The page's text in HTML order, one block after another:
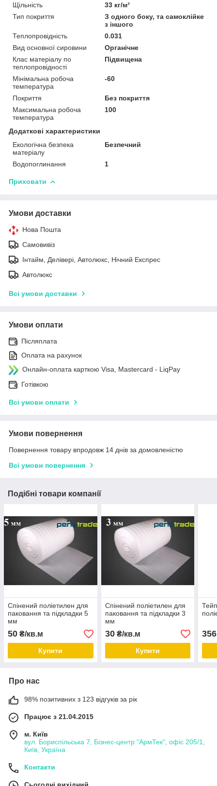
Щільність
33 кг/м³
Тип покриття
З одного боку, та самоклійке
з іншого
Теплопровідність
0.031
Вид основної сировини
Органічне
Клас матеріалу по
теплопровідності
Підвищена
Мінімальна робоча
температура
-60
Покриття
Без покриття
Максимальна робоча
температура
100
Додаткові характеристики
Екологічна безпека
матеріалу
Безпечний
Водопоглинання 1
Приховати
Умови доставки
Нова Пошта
Самовивіз
Інтайм, Делівері, Автолюкс, Нічний Експрес
Автолюкс
Всі умови доставки
Умови оплати
Післяплата
Оплата на рахунок
Онлайн-оплата карткою Visa, Mastercard - LiqPay
Готівкою
Всі умови оплати
Умови повернення
Повернення товару впродовж 14 днів за домовленістю
Всі умови повернення
Подібні товари компанії
Спінений поліетилен для
паковання та підкладки 5
мм
50 ₴/кв.м
Купити
Спінений поліетилен для
паковання та підкладки 3
мм
30₴/кв.м
Купити
356
Про нас
98% позитивних з 123 відгуків за рік
Працює з 21.04.2015
м. Київ
вул. Бориспільська 7, Бізнес-центр "АрмТек", офіс 205/1,
Київ, Україна
Контакти